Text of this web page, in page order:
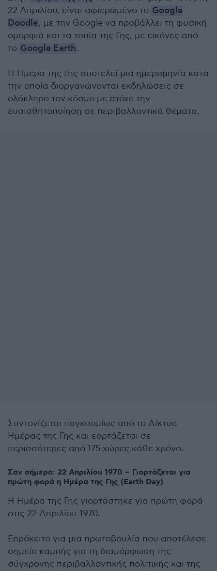
22 Απριλίου, είναι αφιερωμένο το Google
Doodle, με την Google να προβάλλει τη φυσική
ομορφιά και τα τοπία της Γης, με εικόνες από
το Google Earth.
Η Ημέρα της Γης αποτελεί μια ημερομηνία κατά
την οποία διοργανώνονται εκδηλώσεις σε
ολόκληρο τον κόσμο με στόχο την
ευαισθητοποίηση σε περιβαλλοντικά θέματα.
Συντονίζεται παγκοσμίως από το Δίκτυο
Ημέρας της Γης και εορτάζεται σε
περισσότερες από 175 χώρες κάθε χρόνο.
Σαν σήμερα: 22 Απριλίου 1970 – Γιορτάζεται για
πρώτη φορά η Ημέρα της Γης (Earth Day)
Η Ημέρα της Γης γιορτάστηκε για πρώτη φορά
στις 22 Απριλίου 1970.
Επρόκειτο για μια πρωτοβουλία που αποτέλεσε
σημείο καμπής για τη διαμόρφωση της
σύγχρονης περιβαλλοντικής πολιτικής και της